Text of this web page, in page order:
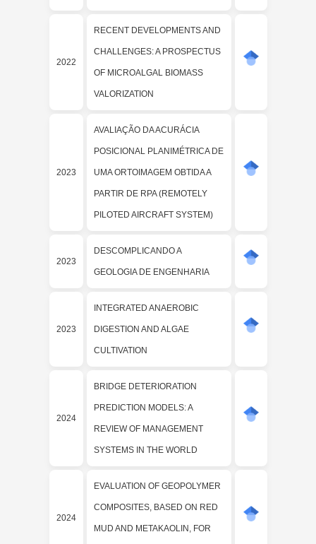
2022
RECENT DEVELOPMENTS AND
CHALLENGES: A PROSPECTUS
OF MICROALGAL BIOMASS
VALORIZATION
2023
AVALIAÇÃO DA ACURÁCIA
POSICIONAL PLANIMÉTRICA DE
UMA ORTOIMAGEM OBTIDA A
PARTIR DE RPA (REMOTELY
PILOTED AIRCRAFT SYSTEM)
2023
DESCOMPLICANDO A
GEOLOGIA DE ENGENHARIA
2023
INTEGRATED ANAEROBIC
DIGESTION AND ALGAE
CULTIVATION
2024
BRIDGE DETERIORATION
PREDICTION MODELS: A
REVIEW OF MANAGEMENT
SYSTEMS IN THE WORLD
2024
EVALUATION OF GEOPOLYMER
COMPOSITES, BASED ON RED
MUD AND METAKAOLIN, FOR